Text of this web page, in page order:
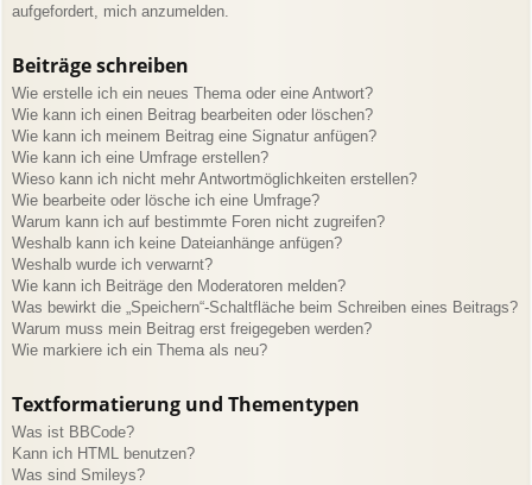
aufgefordert, mich anzumelden.
Beiträge schreiben
Wie erstelle ich ein neues Thema oder eine Antwort?
Wie kann ich einen Beitrag bearbeiten oder löschen?
Wie kann ich meinem Beitrag eine Signatur anfügen?
Wie kann ich eine Umfrage erstellen?
Wieso kann ich nicht mehr Antwortmöglichkeiten erstellen?
Wie bearbeite oder lösche ich eine Umfrage?
Warum kann ich auf bestimmte Foren nicht zugreifen?
Weshalb kann ich keine Dateianhänge anfügen?
Weshalb wurde ich verwarnt?
Wie kann ich Beiträge den Moderatoren melden?
Was bewirkt die „Speichern“-Schaltfläche beim Schreiben eines Beitrags?
Warum muss mein Beitrag erst freigegeben werden?
Wie markiere ich ein Thema als neu?
Textformatierung und Thementypen
Was ist BBCode?
Kann ich HTML benutzen?
Was sind Smileys?